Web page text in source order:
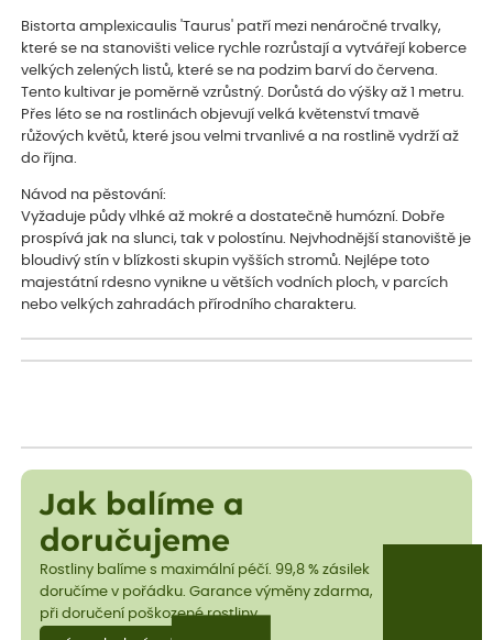
Bistorta amplexicaulis 'Taurus' patří mezi nenáročné trvalky,
které se na stanovišti velice rychle rozrůstají a vytvářejí koberce
velkých zelených listů, které se na podzim barví do červena.
Tento kultivar je poměrně vzrůstný. Dorůstá do výšky až 1 metru.
Přes léto se na rostlinách objevují velká květenství tmavě
růžových květů, které jsou velmi trvanlivé a na rostlině vydrží až
do října.
Návod na pěstování:
Vyžaduje půdy vlhké až mokré a dostatečně humózní. Dobře
prospívá jak na slunci, tak v polostínu. Nejvhodnější stanoviště je
bloudivý stín v blízkosti skupin vyšších stromů. Nejlépe toto
majestátní rdesno vynikne u větších vodních ploch, v parcích
nebo velkých zahradách přírodního charakteru.
Jak balíme a
doručujeme
Rostliny balíme s maximální péčí. 99,8 % zásilek
doručíme v pořádku. Garance výměny zdarma,
při doručení poškozené rostliny.